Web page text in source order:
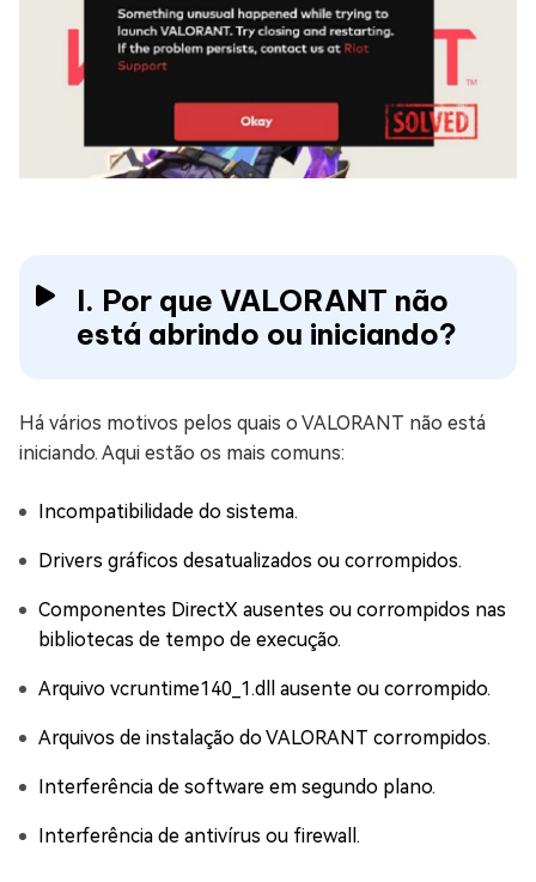
I. Por que VALORANT não
está abrindo ou iniciando?
Há vários motivos pelos quais o VALORANT não está
iniciando. Aqui estão os mais comuns:
Incompatibilidade do sistema.
Drivers gráficos desatualizados ou corrompidos.
Componentes DirectX ausentes ou corrompidos nas
bibliotecas de tempo de execução.
Arquivo vcruntime140_1.dll ausente ou corrompido.
Arquivos de instalação do VALORANT corrompidos.
Interferência de software em segundo plano.
Interferência de antivírus ou firewall.